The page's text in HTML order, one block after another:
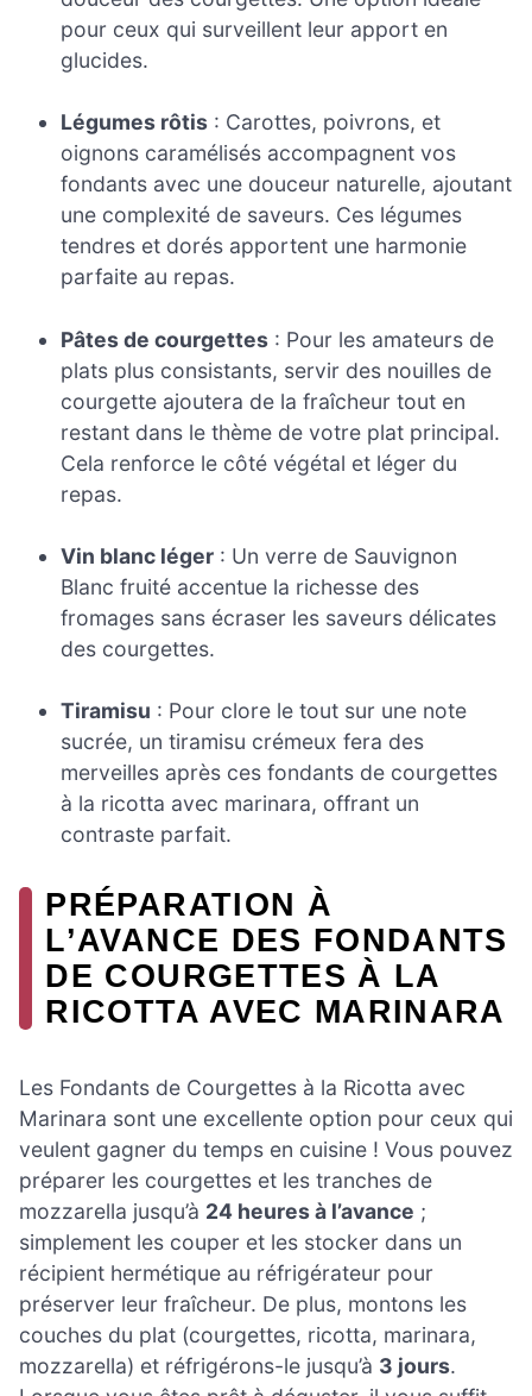
pour ceux qui surveillent leur apport en
glucides.
Légumes rôtis : Carottes, poivrons, et
oignons caramélisés accompagnent vos
fondants avec une douceur naturelle, ajoutant
une complexité de saveurs. Ces légumes
tendres et dorés apportent une harmonie
parfaite au repas.
Pâtes de courgettes : Pour les amateurs de
plats plus consistants, servir des nouilles de
courgette ajoutera de la fraîcheur tout en
restant dans le thème de votre plat principal.
Cela renforce le côté végétal et léger du
repas.
Vin blanc léger : Un verre de Sauvignon
Blanc fruité accentue la richesse des
fromages sans écraser les saveurs délicates
des courgettes.
Tiramisu : Pour clore le tout sur une note
sucrée, un tiramisu crémeux fera des
merveilles après ces fondants de courgettes
à la ricotta avec marinara, offrant un
contraste parfait.
PRÉPARATION À
L’AVANCE DES FONDANTS
DE COURGETTES À LA
RICOTTA AVEC MARINARA
Les Fondants de Courgettes à la Ricotta avec
Marinara sont une excellente option pour ceux qui
veulent gagner du temps en cuisine ! Vous pouvez
préparer les courgettes et les tranches de
mozzarella jusqu’à 24 heures à l’avance ;
simplement les couper et les stocker dans un
récipient hermétique au réfrigérateur pour
préserver leur fraîcheur. De plus, montons les
couches du plat (courgettes, ricotta, marinara,
mozzarella) et réfrigérons-le jusqu’à 3 jours.